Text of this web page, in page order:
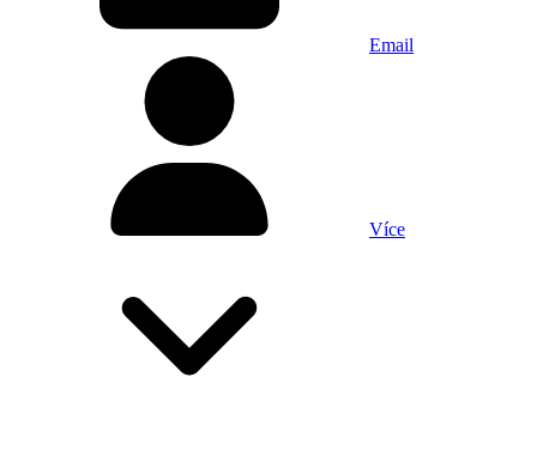
Email
Více